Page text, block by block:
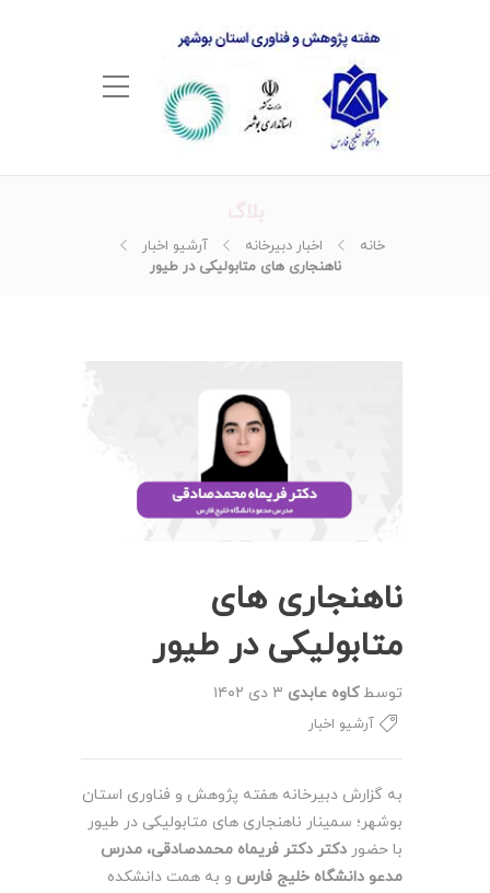
خانه اخبار دبیرخانه
آرشیو اخبار
ناهنجاری های متابولیکی در طیور
ناهنجاری های
متابولیکی در طیور
توسطکاوه عابدی ۳ دی ۱۴۰۲
آرشیو اخبار
به گزارش دبیرخانه هفته پژوهش و فناوری استان
بوشهر؛ سمینار ناهنجاری های متابولیکی در طیور
با حضور دکتر دکتر فریماه محمدصادقی، مدرس
مدعو دانشگاه خلیج فارس و به همت دانشکده